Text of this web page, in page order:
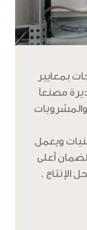
بمعايير
مصنعاً
ويعمل
أعلى
الإنتاج .